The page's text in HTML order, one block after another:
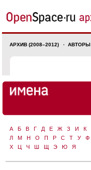
АРХИВ (2008–2012) АВТОРЫ
А Б В Г Д Е Ж З И
К
Л
М Н О П Р С Т У
Ф
Х
Ц Ч Ш Щ Э Ю Я